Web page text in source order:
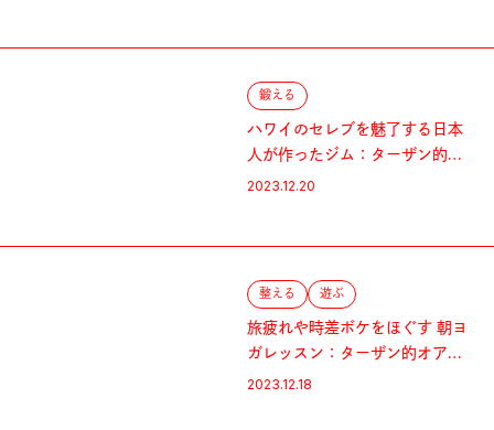
鍛える
ハワイのセレブを魅了する日本
人が作ったジム：ターザン的オ
アフ島ガイド
2023.12.20
整える 遊ぶ
旅疲れや時差ボケをほぐす 朝ヨ
ガレッスン：ターザン的オアフ
島ガイド
2023.12.18